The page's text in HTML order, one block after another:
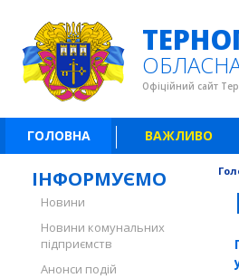
Офіційний сайт
ГОЛОВНА ВАЖЛИВО
ІНФОРМУЄМО
Новини
Новини комунальних
підприємств
Анонси подій